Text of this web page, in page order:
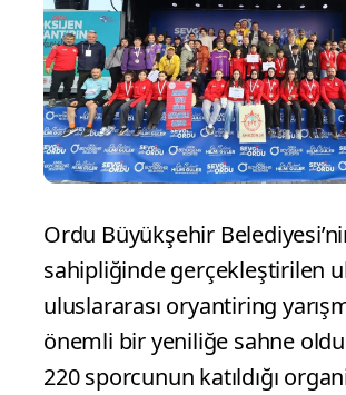
Ordu Büyükşehir
sahipliğinde gerçekleştirilen
uluslararası oryantiring
önemli bir yeniliğe sahne
220 sporcunun katıldığı